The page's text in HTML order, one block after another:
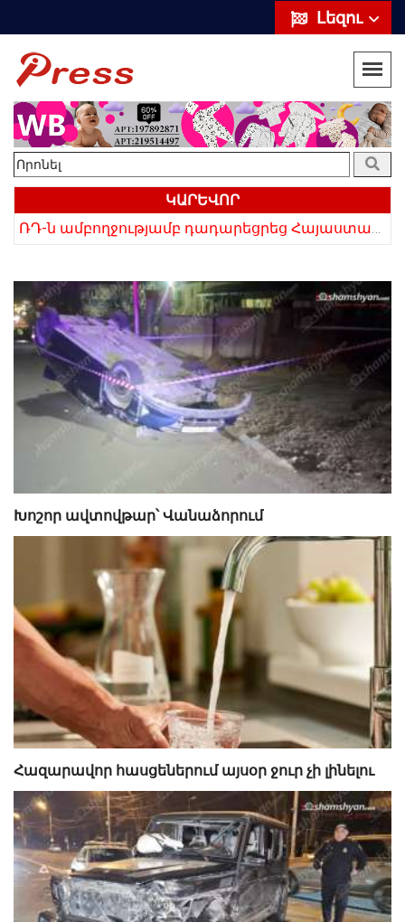
Լեզու
ԿԱՐԵՎՈՐ
Խոշոր ավտովթար՝ Վանաձորում
Հազարավոր հասցեներում այսօր ջուր չի լինելու